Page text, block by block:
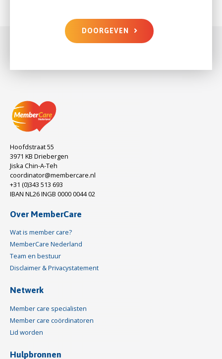
DOORGEVEN
Hoofdstraat 55
3971 KB Driebergen
Jiska Chin-A-Teh
coordinator@membercare.nl
+31 (0)343 513 693
IBAN NL26 INGB 0000 0044 02
Over MemberCare
Wat is member care?
MemberCare Nederland
Team en bestuur
Disclaimer & Privacystatement
Netwerk
Member care specialisten
Member care coördinatoren
Lid worden
Hulpbronnen